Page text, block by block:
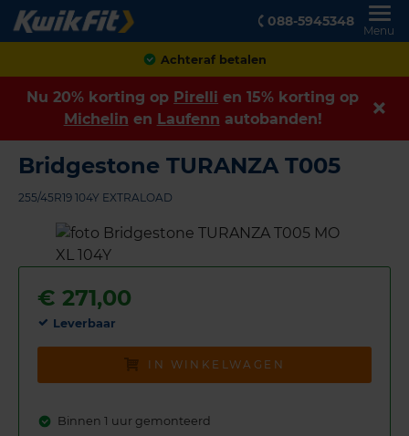
088-5945348
Menu
Achteraf betalen
Nu 20% korting op Pirelli en 15% korting op
Michelin en Laufenn autobanden!
Bridgestone TURANZA T005
255/45R19 104Y EXTRALOAD
€ 271,00
Leverbaar
IN WINKELWAGEN
Binnen 1 uur gemonteerd